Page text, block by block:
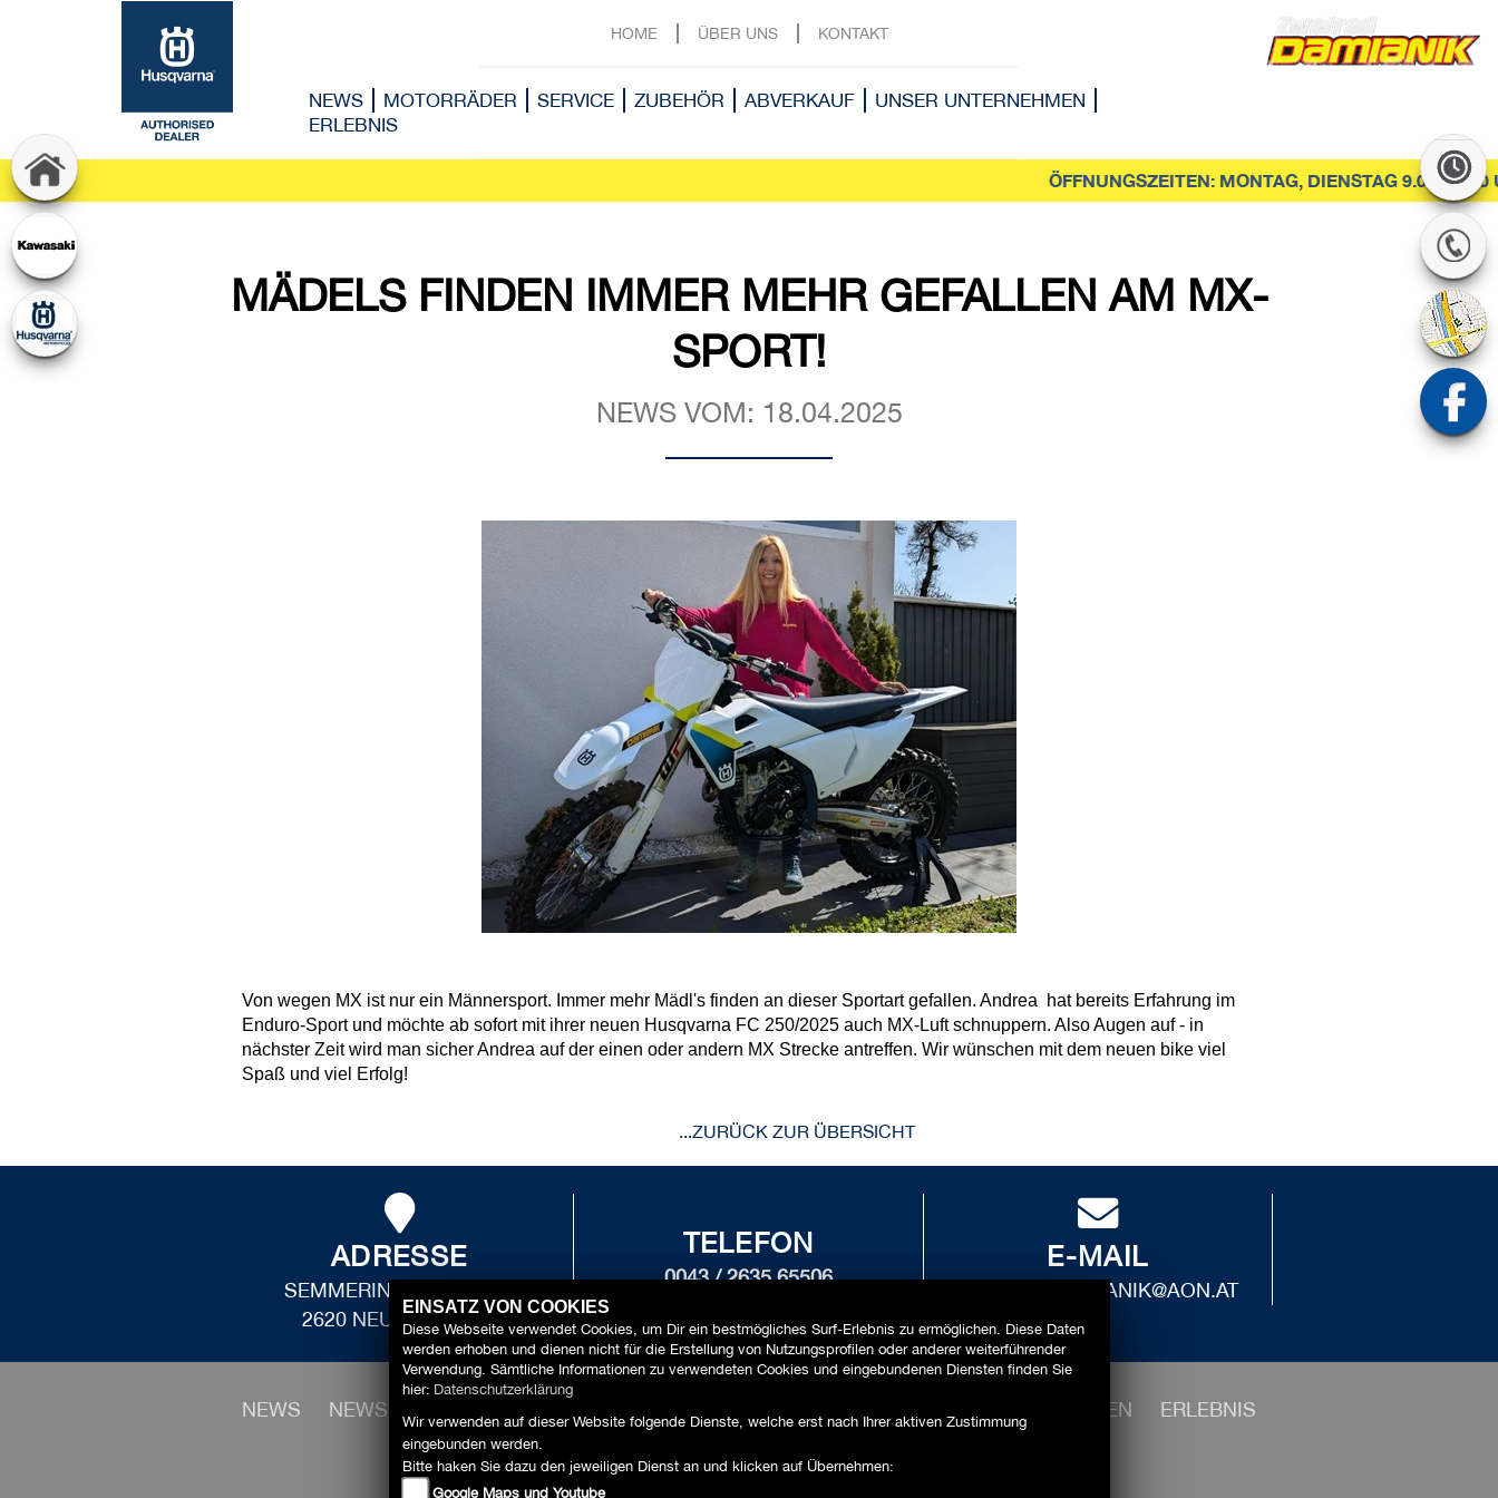
HOME ÜBER UNS KONTAKT
NEWS MOTORRÄDER SERVICE ZUBEHÖR ABVERKAUF
UNSER UNTERNEHMEN
ERLEBNIS
ÖFFNUNGSZEITEN: MONTAG, DIENSTAG 9.00-12.00
MÄDELS FINDEN IMMER MEHR GEFALLEN AM MX-
SPORT!
NEWS VOM: 18.04.2025
Von wegen MX ist nur ein Männersport. Immer mehr Mädl's finden an dieser Sportart gefallen. Andrea hat bereits Erfahrung im
Enduro-Sport und möchte ab sofort mit ihrer neuen Husqvarna FC 250/2025 auch MX-Luft schnuppern. Also Augen auf - in
nächster Zeit wird man sicher Andrea auf der einen oder andern MX Strecke antreffen. Wir wünschen mit dem neuen bike viel
Spaß und viel Erfolg!
...ZURÜCK ZUR ÜBERSICHT
ADRESSE
SEMMERINGSTRASSE 1
2620 NEUNKIRCHEN
TELEFON
0043 / 2635 65506
E-MAIL
ZWEIRAD.DAMIANIK@AON.AT
NEWS NEWS UNSER UNTERNEHMEN ERLEBNIS
EINSATZ VON COOKIES
Diese Webseite verwendet Cookies, um Dir ein bestmögliches Surf-Erlebnis zu ermöglichen. Diese Daten
werden erhoben und dienen nicht für die Erstellung von Nutzungsprofilen oder anderer weiterführender
Verwendung. Sämtliche Informationen zu verwendeten Cookies und eingebundenen Diensten finden Sie
hier: Datenschutzerklärung
Wir verwenden auf dieser Website folgende Dienste, welche erst nach Ihrer aktiven Zustimmung
eingebunden werden.
Bitte haken Sie dazu den jeweiligen Dienst an und klicken auf Übernehmen:
Google Maps und Youtube